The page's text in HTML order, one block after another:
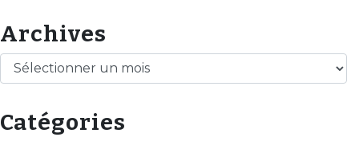
Archives
Archives
Catégories